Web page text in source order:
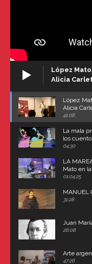
López
Alicia
López
Alicia
Carroll
41:08
La mala
los
04:30
LA
Mato en
(Uruguay)
01:04:25
MANUEL
31:28
Juan
26:08
Arte
47:26